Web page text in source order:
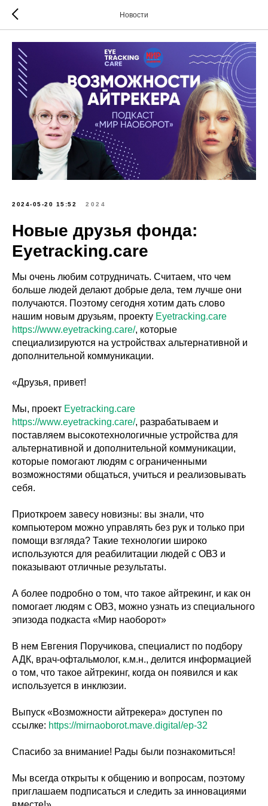
Новости
2024-05-20 15:52 2024
Новые друзья фонда:
Eyetracking.care
Мы очень любим сотрудничать. Считаем, что чем
больше людей делают добрые дела, тем лучше они
получаются. Поэтому сегодня хотим дать слово
нашим новым друзьям, проекту Eyetracking.care
https://www.eyetracking.care/, которые
специализируются на устройствах альтернативной и
дополнительной коммуникации.
«Друзья, привет!
Мы, проект Eyetracking.care
https://www.eyetracking.care/, разрабатываем и
поставляем высокотехнологичные устройства для
альтернативной и дополнительной коммуникации,
которые помогают людям с ограниченными
возможностями общаться, учиться и реализовывать
себя.
Приоткроем завесу новизны: вы знали, что
компьютером можно управлять без рук и только при
помощи взгляда? Такие технологии широко
используются для реабилитации людей с ОВЗ и
показывают отличные результаты.
А более подробно о том, что такое айтрекинг, и как он
помогает людям с ОВЗ, можно узнать из специального
эпизода подкаста «Мир наоборот»
В нем Евгения Поручикова, специалист по подбору
АДК, врач-офтальмолог, к.м.н., делится информацией
о том, что такое айтрекинг, когда он появился и как
используется в инклюзии.
Выпуск «Возможности айтрекера» доступен по
ссылке: https://mirnaoborot.mave.digital/ep-32
Спасибо за внимание! Рады были познакомиться!
Мы всегда открыты к общению и вопросам, поэтому
приглашаем подписаться и следить за инновациями